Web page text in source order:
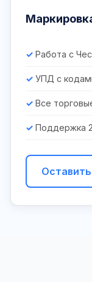
Работа с
УПД с
Все
Поддержка
Оставить